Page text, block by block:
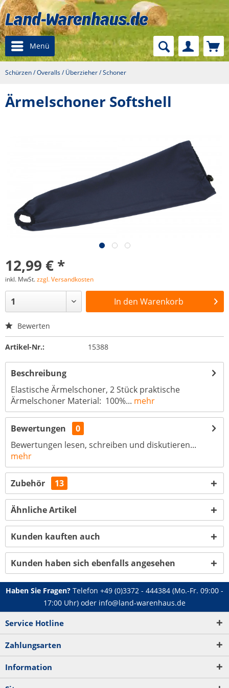
Menü
Schürzen / Overalls / Überzieher / Schoner
Ärmelschoner Softshell
12,99 € *
inkl. MwSt.zzgl. Versandkosten
In den Warenkorb
Bewerten
Artikel-Nr.: 15388
Beschreibung
Elastische Ärmelschoner, 2 Stück praktische
Ärmelschoner Material: 100%... mehr
Bewertungen
0
Bewertungen lesen, schreiben und diskutieren...
mehr
Zubehör 13
Ähnliche Artikel
Kunden kauften auch
Kunden haben sich ebenfalls angesehen
Haben Sie Fragen? Telefon +49 (0)3372 - 444384 (Mo.-Fr. 09:00 -
17:00 Uhr) oder info@land-warenhaus.de
Service Hotline
Zahlungsarten
Information